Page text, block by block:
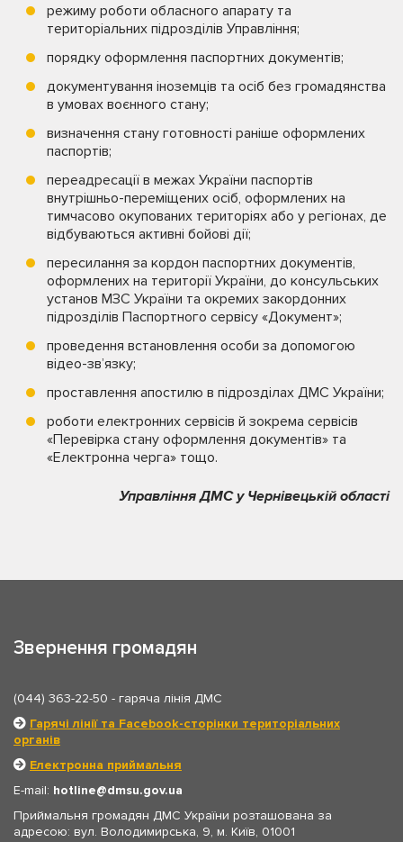
режиму роботи обласного апарату та
територіальних підрозділів Управління;
порядку оформлення паспортних документів;
документування іноземців та осіб без громадянства
в умовах воєнного стану;
визначення стану готовності раніше оформлених
паспортів;
переадресації в межах України паспортів
внутрішньо-переміщених осіб, оформлених на
тимчасово окупованих територіях або у регіонах, де
відбуваються активні бойові дії;
пересилання за кордон паспортних документів,
оформлених на території України, до консульських
установ МЗС України та окремих закордонних
підрозділів Паспортного сервісу «Документ»;
проведення встановлення особи за допомогою
відео-зв’язку;
проставлення апостилю в підрозділах ДМС України;
роботи електронних сервісів й зокрема сервісів
«Перевірка стану оформлення документів» та
«Електронна черга» тощо.
Управління ДМС у Чернівецькій області
Звернення громадян
(044) 363-22-50 - гаряча лінія ДМС
Гарячі лінії та Facebook-сторінки територіальних
органів
Електронна приймальня
E-mail: hotline
dmsu.gov.ua
Приймальня громадян ДМС України розташована за
адресою: вул. Володимирська, 9, м. Київ, 01001